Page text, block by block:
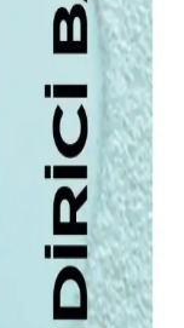
yağı ile saçları
kullanımı
Tipleri İçin
uygun formülleriyle
sunar, saçlarınızı
ile İnce Tellı